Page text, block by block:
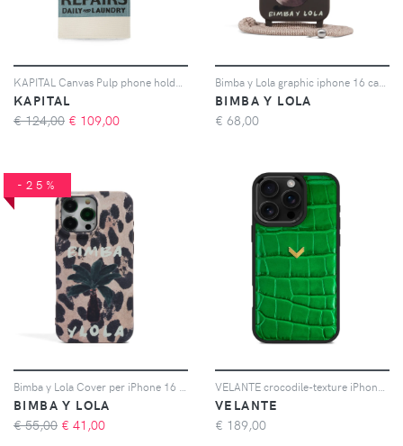
KAPITAL
€ 124,00 € 109,00
BIMBA Y LOLA
€ 68,00
-25%
BIMBA Y LOLA
€ 55,00 € 41,00
VELANTE
€ 189,00